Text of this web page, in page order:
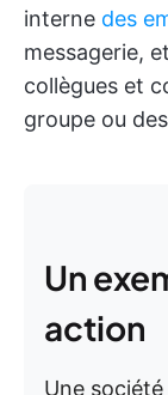
interne des
messagerie,
collègues et
groupe ou
Un
action
Une